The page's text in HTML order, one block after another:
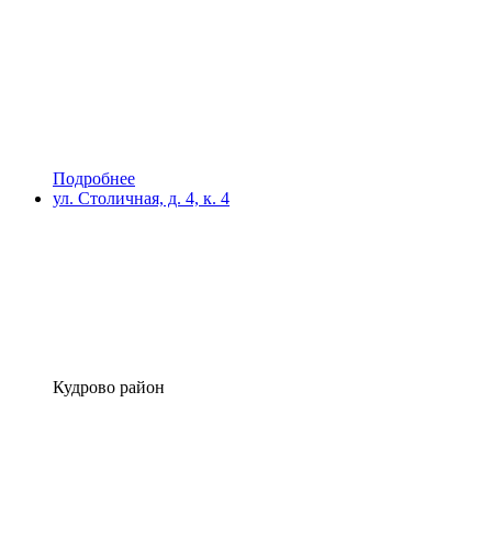
Подробнее
ул. Столичная, д. 4, к. 4
Кудрово район